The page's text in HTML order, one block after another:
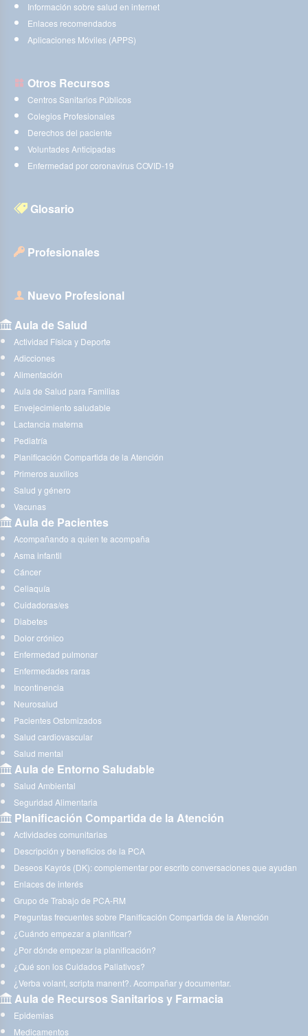
Información sobre salud en internet
Enlaces recomendados
Aplicaciones Móviles (APPS)
Otros Recursos
Centros Sanitarios Públicos
Colegios Profesionales
Derechos del paciente
Voluntades Anticipadas
Enfermedad por coronavirus COVID-19
Glosario
Profesionales
Nuevo Profesional
Aula de Salud
Actividad Física y Deporte
Adicciones
Alimentación
Aula de Salud para Familias
Envejecimiento saludable
Lactancia materna
Pediatría
Planificación Compartida de la Atención
Primeros auxilios
Salud y género
Vacunas
Aula de Pacientes
Acompañando a quien te acompaña
Asma infantil
Cáncer
Celiaquía
Cuidadoras/es
Diabetes
Dolor crónico
Enfermedad pulmonar
Enfermedades raras
Incontinencia
Neurosalud
Pacientes Ostomizados
Salud cardiovascular
Salud mental
Aula de Entorno Saludable
Salud Ambiental
Seguridad Alimentaria
Planificación Compartida de la Atención
Actividades comunitarias
Descripción y beneficios de la PCA
Deseos Kayrós (DK): complementar por escrito conversaciones que ayudan
Enlaces de interés
Grupo de Trabajo de PCA-RM
Preguntas frecuentes sobre Planificación Compartida de la Atención
¿Cuándo empezar a planificar?
¿Por dónde empezar la planificación?
¿Qué son los Cuidados Paliativos?
¿Verba volant, scripta manent?. Acompañar y documentar.
Aula de Recursos Sanitarios y Farmacia
Epidemias
Medicamentos